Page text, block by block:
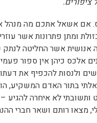
אם אשאל אתכם מה מנהל
ומתן פתרונות אשר
אנושית אשר החליטה
אלכס כיהן אין ספור
בתור האדם המשקיע,
לא איחרה להגיע
רותם ושאר חברי